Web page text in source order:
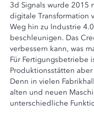
3d Signals wurde 2015
digitale Transformation
Weg hin zu Industrie
beschleunigen. Das
verbessern kann, was
Für Fertigungsbetriebe
Produktionsstätten
Denn in vielen
alten und neuen
unterschiedliche